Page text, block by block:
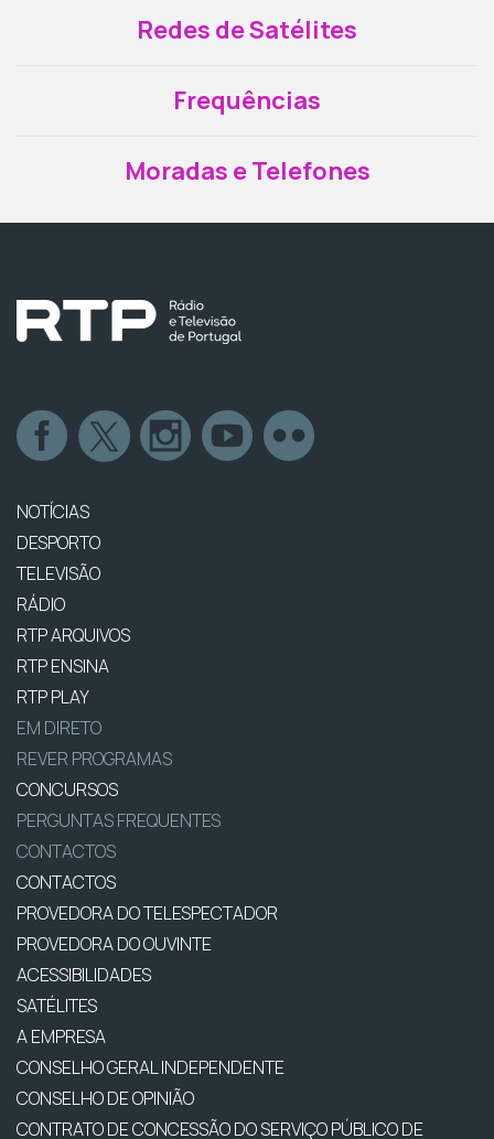
Redes de Satélites
Frequências
Moradas e Telefones
NOTÍCIAS
DESPORTO
TELEVISÃO
RÁDIO
RTP ARQUIVOS
RTP ENSINA
RTP PLAY
EM DIRETO
REVER PROGRAMAS
CONCURSOS
PERGUNTAS FREQUENTES
CONTACTOS
CONTACTOS
PROVEDORA DO TELESPECTADOR
PROVEDORA DO OUVINTE
ACESSIBILIDADES
SATÉLITES
A EMPRESA
CONSELHO GERAL INDEPENDENTE
CONSELHO DE OPINIÃO
CONTRATO DE CONCESSÃO DO SERVIÇO PÚBLICO DE